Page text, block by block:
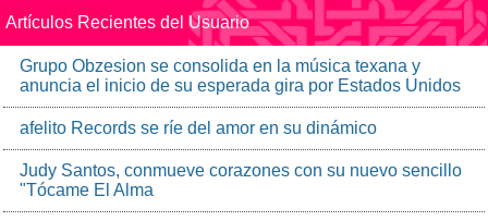
Artículos Recientes del Usuario
Grupo Obzesion se consolida en la música texana y
anuncia el inicio de su esperada gira por Estados Unidos
afelito Records se ríe del amor en su dinámico
Judy Santos, conmueve corazones con su nuevo sencillo
"Tócame El Alma